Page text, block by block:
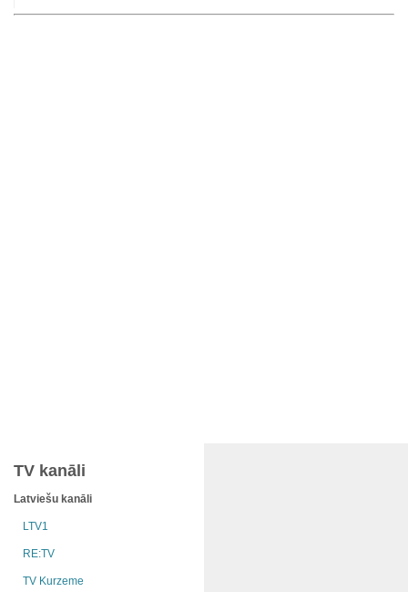
TV kanāli
Latviešu kanāli
LTV1
RE:TV
TV Kurzeme